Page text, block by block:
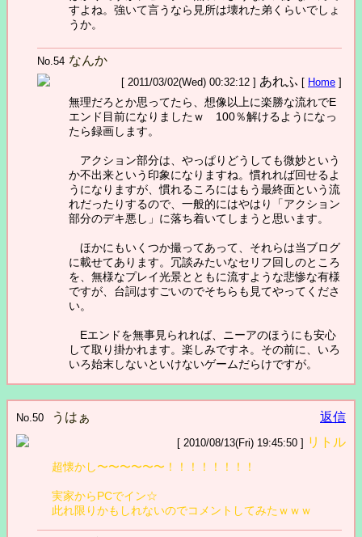
すよね。強いて言うなら見所は壊れた弟くらいでしょ
うか。
No.54 なんか
[ 2011/03/02(Wed) 00:32:12 ] あれふ [ Home ]
無理だろとか思ってたら、想像以上に楽勝な流れでE
エンド目前になりましたｗ 100％解けるようになっ
たら録画します。
アクション部分は、やっぱりどうしても微妙という
か不出来という印象になりますね。慣れれば回せるよ
うになりますが、慣れるころにはもう最終面という流
れだったりするので、一般的にはやはり「アクション
部分のデキ悪し」に落ち着いてしまうと思います。
ほかにもいくつか撮ってあって、それらは当ブログ
に載せてあります。冗談みたいなセリフ回しのところ
を、無様なプレイ光景とともに流すような悲惨な有様
ですが、台詞はすごいのでそちらも見てやってくださ
い。
Eエンドを無事見られれば、ニーアのほうにも安心
して取り掛かれます。楽しみですネ。その前に、いろ
いろ始末しないといけないゲームだらけですが。
No.50 うはぁ 返信
[ 2010/08/13(Fri) 19:45:50 ] リトル
超懐かし〜〜〜〜〜〜！！！！！！！！
実家からPCでイン☆
此れ限りかもしれないのでコメントしてみたｗｗｗ